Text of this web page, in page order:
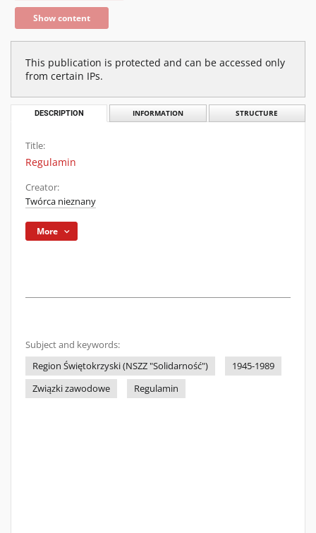
Show content
This publication is protected and can be accessed only
from certain IPs.
DESCRIPTION INFORMATION STRUCTURE
Title:
Regulamin
Creator:
Twórca nieznany
More
Subject and keywords:
Region Świętokrzyski (NSZZ "Solidarność")
1945-1989
Związki zawodowe
Regulamin